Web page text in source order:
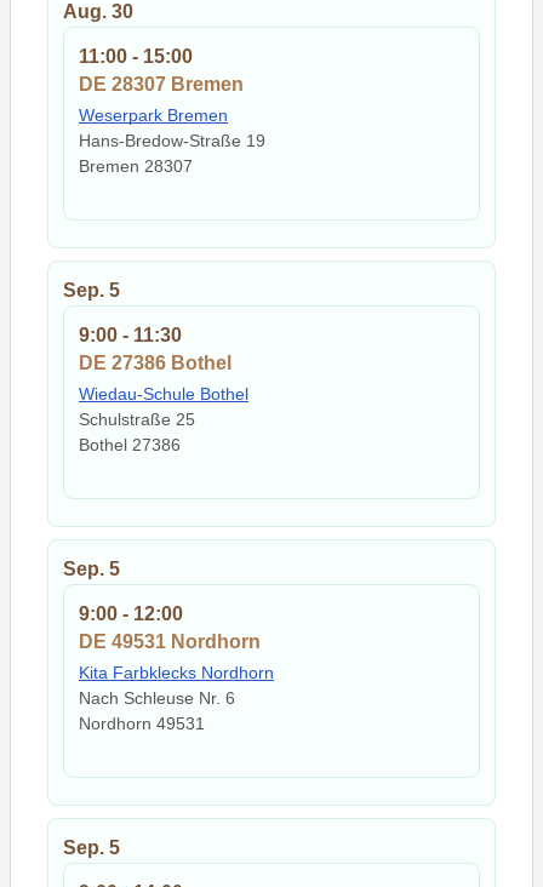
Aug. 30
11:00 - 15:00
DE 28307 Bremen
Weserpark Bremen
Hans-Bredow-Straße 19
Bremen 28307
Sep. 5
9:00 - 11:30
DE 27386 Bothel
Wiedau-Schule Bothel
Schulstraße 25
Bothel 27386
Sep. 5
9:00 - 12:00
DE 49531 Nordhorn
Kita Farbklecks Nordhorn
Nach Schleuse Nr. 6
Nordhorn 49531
Sep. 5